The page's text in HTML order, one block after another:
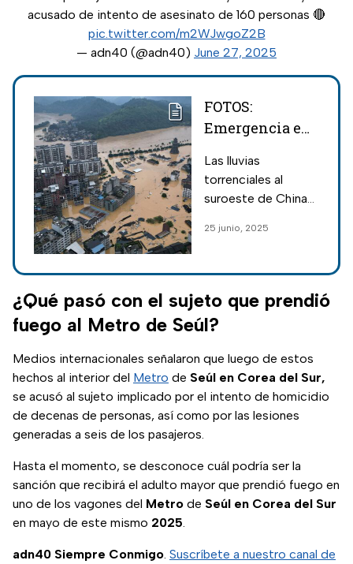
acusado de intento de asesinato de 160 personas 🔴
pic.twitter.com/m2WJwgoZ2B
— adn40 (@adn40) June 27, 2025
FOTOS:
Emergencia en
inundaciones
extremas dejan
evacuados
Las lluvias
torrenciales al
suroeste de China
inundaciones
obligando a más de
80 mil personas a
evacuar sus
hogares.
25 junio, 2025
¿Qué pasó con el sujeto que prendió
fuego al Metro de Seúl?
Medios internacionales señalaron que luego de estos
hechos al interior del Metro de Seúl en Corea del Sur,
se acusó al sujeto implicado por el intento de homicidio
de decenas de personas, así como por las lesiones
generadas a seis de los pasajeros.
Hasta el momento, se desconoce cuál podría ser la
sanción que recibirá el adulto mayor que prendió fuego en
uno de los vagones del Metro de Seúl en Corea del Sur
en mayo de este mismo 2025.
adn40 Siempre Conmigo. Suscríbete a nuestro canal de